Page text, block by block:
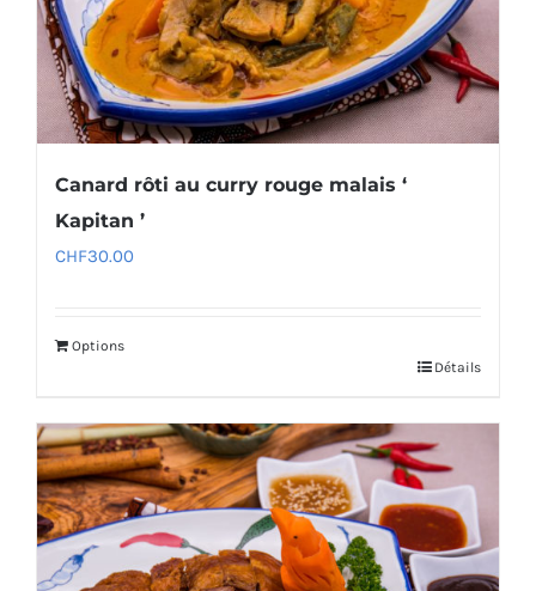
Canard rôti au curry rouge malais ‘
Kapitan ’
CHF30.00
Options
Détails